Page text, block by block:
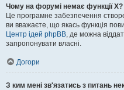
Чому на форумі немає функції X?
Це програмне забезпечення
ви вважаєте, що якась функція
Центр ідей phpBB, де можна
запропонувати власні.
Догори
З ким мені зв'язатись з питань